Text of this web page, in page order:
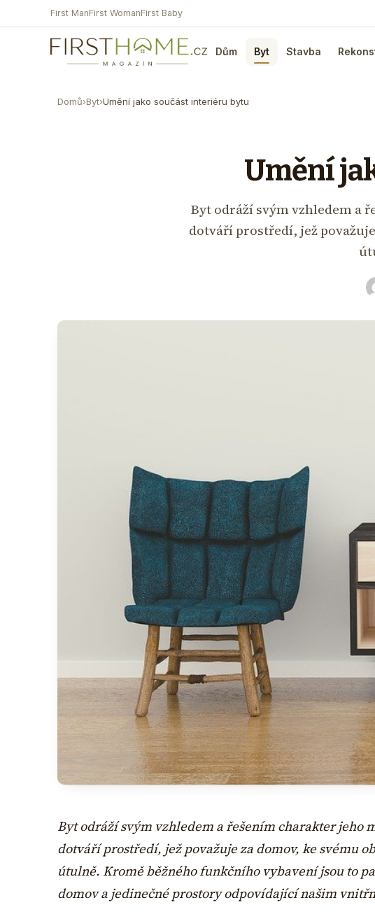
First ManFirst WomanFirst Baby
Dům Byt Stavba
Domů›Byt›Umění jako součást interiéru bytu
Umění
Byt odráží svým vzhledem a
dotváří prostředí, jež
Byt odráží svým vzhledem a řešením charakter jeho
dotváří prostředí, jež považuje za domov, ke svému
útulně. Kromě běžného funkčního vybavení jsou to
domov a jedinečné prostory odpovídající našim